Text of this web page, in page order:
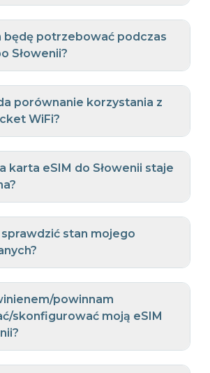
będę potrzebować podczas
Słowenii?
porównanie korzystania z
WiFi?
karta eSIM do Słowenii staje
stan mojego
powinnam
skonfigurować moją eSIM